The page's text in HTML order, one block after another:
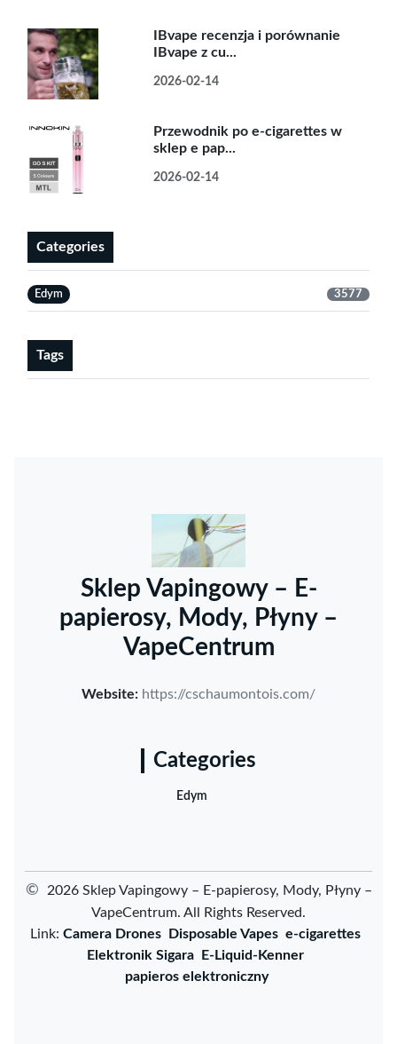
IBvape recenzja i porównanie
IBvape z cu...
2026-02-14
Przewodnik po e-cigarettes w
sklep e pap...
2026-02-14
Categories
Edym 3577
Tags
Sklep Vapingowy – E-
papierosy, Mody, Płyny –
VapeCentrum
Website: https://cschaumontois.com/
Categories
Edym
©
2026 Sklep Vapingowy – E-papierosy, Mody, Płyny –
VapeCentrum. All Rights Reserved.
Link: Camera Drones Disposable Vapes e-cigarettes
Elektronik Sigara
E-Liquid-Kenner
papieros elektroniczny